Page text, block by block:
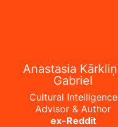
Anastasia
Gabriel
Cultural Intelligence
Advisor & Author
ex-Reddit